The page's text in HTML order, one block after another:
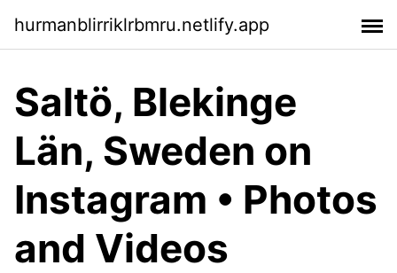
hurmanblirriklrbmru.netlify.app
Saltö, Blekinge
Län, Sweden on
Instagram • Photos
and Videos